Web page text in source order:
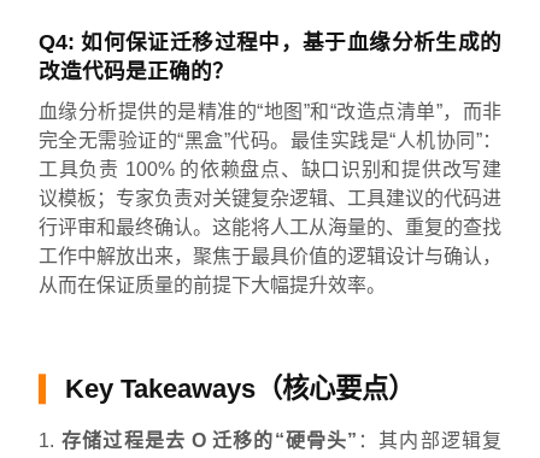
Q4: 如何保证迁移过程中，基于血缘分析生成的
改造代码是正确的？
血缘分析提供的是精准的“地图”和“改造点清单”，而非
完全无需验证的“黑盒”代码。最佳实践是“人机协同”：
工具负责 100% 的依赖盘点、缺口识别和提供改写建
议模板；专家负责对关键复杂逻辑、工具建议的代码进
行评审和最终确认。这能将人工从海量的、重复的查找
工作中解放出来，聚焦于最具价值的逻辑设计与确认，
从而在保证质量的前提下大幅提升效率。
Key Takeaways（核心要点）
存储过程是去 O 迁移的“硬骨头” ：其内部逻辑复